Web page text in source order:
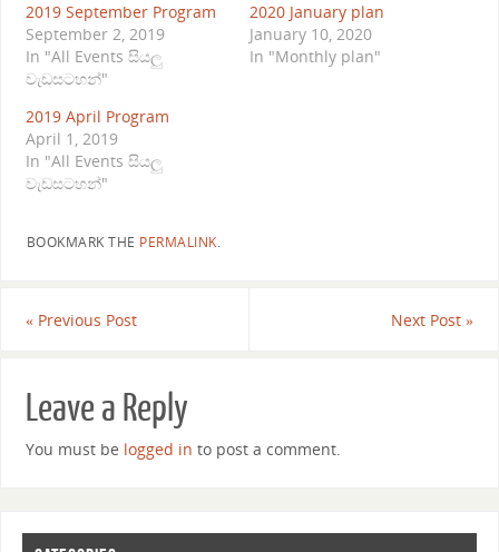
2019 September Program
September 2, 2019
In "All Events සියලු
වැඩසටහන්"
2020 January plan
January 10, 2020
In "Monthly plan"
2019 April Program
April 1, 2019
In "All Events සියලු
වැඩසටහන්"
BOOKMARK THE PERMALINK.
«Previous Post Next Post»
Leave a Reply
You must be logged in to post a comment.